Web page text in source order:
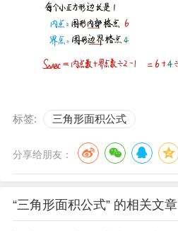
标签: 三角形面积公式
分享给朋友：
“三角形面积公式” 的相关文章